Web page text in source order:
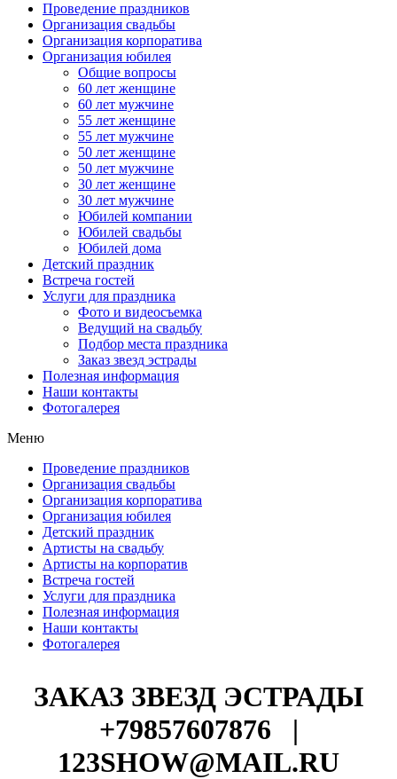
Проведение праздников
Организация свадьбы
Организация корпоратива
Организация юбилея
Общие вопросы
60 лет женщине
60 лет мужчине
55 лет женщине
55 лет мужчине
50 лет женщине
50 лет мужчине
30 лет женщине
30 лет мужчине
Юбилей компании
Юбилей свадьбы
Юбилей дома
Детский праздник
Встреча гостей
Услуги для праздника
Фото и видеосъемка
Ведущий на свадьбу
Подбор места праздника
Заказ звезд эстрады
Полезная информация
Наши контакты
Фотогалерея
Меню
Проведение праздников
Организация свадьбы
Организация корпоратива
Организация юбилея
Детский праздник
Артисты на свадьбу
Артисты на корпоратив
Встреча гостей
Услуги для праздника
Полезная информация
Наши контакты
Фотогалерея
ЗАКАЗ ЗВЕЗД ЭСТРАДЫ
+79857607876
|
123SHOW@MAIL.RU